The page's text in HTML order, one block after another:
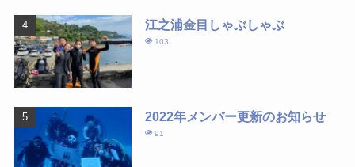
江之浦金目しゃぶしゃぶ
103
2022年メンバー更新のお知らせ
91